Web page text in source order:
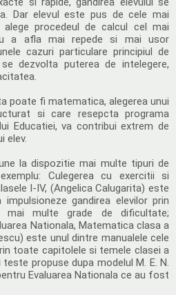
Dar elevul este pus de cele mai
procedeul de calcul cel mai
a afla mai repede si mai usor
cazuri particulare principiul de
dezvolta puterea de intelegere,
poate fi matematica, alegerea unui
si care resepcta programa
Educatiei, va contribui extrem de
elev.
la dispozitie mai multe tipuri de
Culegerea cu exercitii si
I-IV, (Angelica Calugarita) este
gandirea elevilor prin
mai multe grade de dificultate;
Nationala, Matematica clasa a
este unul dintre manualele cele
toate capitolele si temele clasei a
propuse dupa modelul M. E. N.
Evaluarea Nationala ce au fost